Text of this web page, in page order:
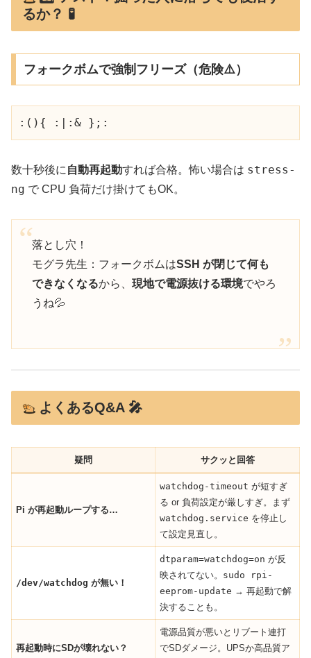
るか？ 🧪
フォークボムで強制フリーズ（危険⚠️）
数十秒後に 自動再起動すれば合格。怖い場合は stress-
ng で CPU 負荷だけ掛けてもOK。
落とし穴！
モグラ先生：フォークボムはSSH が閉じて何も
できなくなるから、 現地で電源抜ける環境でやろ
うね💦
よくあるQ&A 🎤
疑問 サクッと回答
Pi が再起動ループする…
watchdog-timeout が短すぎ
る or 負荷設定が厳しすぎ。まず
watchdog.service を停止し
て設定見直し。
/dev/watchdog が無い！
dtparam=watchdog=on が反
映されてない。 sudo rpi-
eeprom-update → 再起動で解
決することも。
再起動時にSDが壊れない？
電源品質が悪いとリブート連打
でSDダメージ。UPSか高品質ア